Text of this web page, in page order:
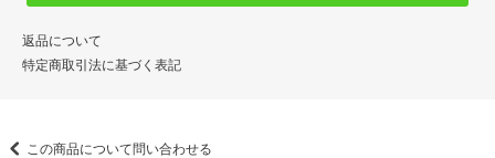
返品について
特定商取引法に基づく表記
この商品について問い合わせる